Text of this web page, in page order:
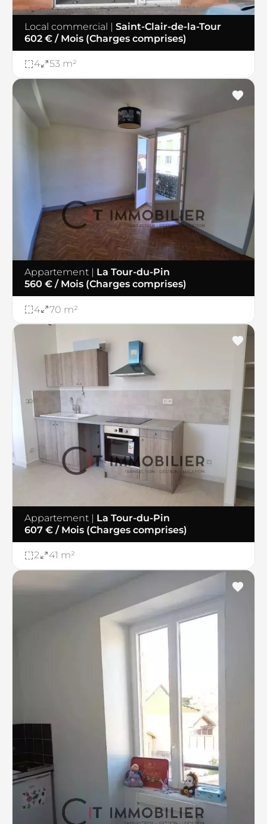
Local commercial | Saint-Clair-de-la-Tour
602 € / Mois (Charges comprises)
4 53 m²
Appartement
La Tour-du-Pin
560 € / Mois (Charges comprises)
4 70 m²
Appartement | La Tour-du-Pin
607 € / Mois (Charges comprises)
2 41 m²